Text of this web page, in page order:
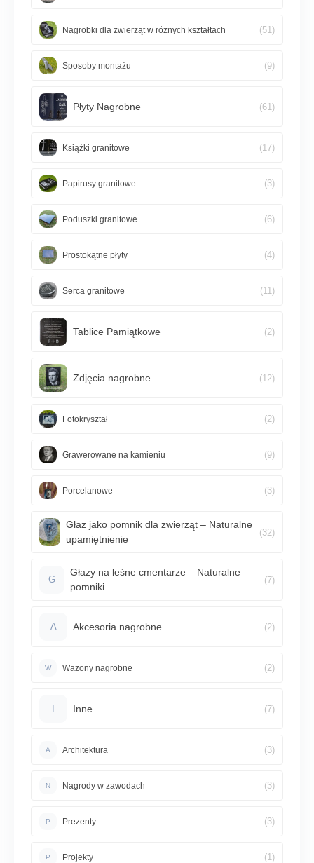
Nagrobki dla zwierząt w różnych kształtach (51)
Sposoby montażu (9)
Płyty Nagrobne (61)
Książki granitowe (17)
Papirusy granitowe (3)
Poduszki granitowe (6)
Prostokątne płyty (4)
Serca granitowe (11)
Tablice Pamiątkowe (2)
Zdjęcia nagrobne (12)
Fotokryształ (2)
Grawerowane na kamieniu (9)
Porcelanowe (3)
Głaz jako pomnik dla zwierząt – Naturalne
upamiętnienie
(32)
G
Głazy na leśne cmentarze – Naturalne
pomniki
(7)
A Akcesoria nagrobne (2)
W Wazony nagrobne (2)
Inne (7)
A Architektura (3)
N Nagrody w zawodach (3)
P Prezenty (3)
P Projekty (1)